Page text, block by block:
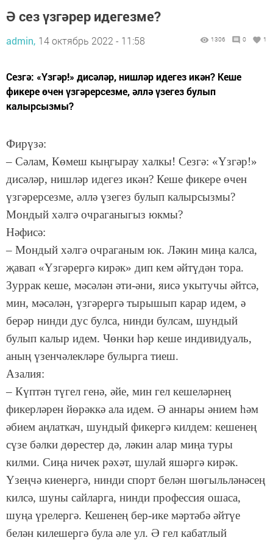
Ә сез үзгәрер идегезме?
admin, 14 октябрь 2022 - 11:58 1306 0 1
Сезгә: «Үзгәр!» дисәләр, нишләр идегез икән? Кеше
фикере өчен үзгәрерсезме, әллә үзегез булып
калырсызмы?
Фирүзә:
– Сәлам, Көмеш кыңгырау халкы! Сезгә: «Үзгәр!»
дисәләр, нишләр идегез икән? Кеше фикере өчен
үзгәрерсезме, әллә үзегез булып калырсызмы?
Мондый хәлгә очраганыгыз юкмы?
Нәфисә:
– Мондый хәлгә очраганым юк. Ләкин миңа калса,
җавап «Үзгәрергә кирәк» дип кем әйтүдән тора.
Зуррак кеше, мәсәлән әти-әни, яисә укытучы әйтсә,
мин, мәсәлән, үзгәрергә тырышып карар идем, ә
берәр нинди дус булса, нинди булсам, шундый
булып калыр идем. Чөнки һәр кеше индивидуаль,
аның үзенчәлекләре булырга тиеш.
Азалия:
– Күптән түгел генә, әйе, мин гел кешеләрнең
фикерләрен йөрәккә ала идем. Ә аннары әнием һәм
әбием аңлаткач, шундый фикергә килдем: кешенең
сүзе бәлки дөрестер дә, ләкин алар миңа туры
килми. Сиңа ничек рәхәт, шулай яшәргә кирәк.
Үзеңчә киенергә, нинди спорт белән шөгыльләнәсең
килсә, шуны сайларга, нинди профессия ошаса,
шуңа үрелергә. Кешенең бер-ике мәртәбә әйтүе
белән килешергә була әле ул. Ә гел кабатлый